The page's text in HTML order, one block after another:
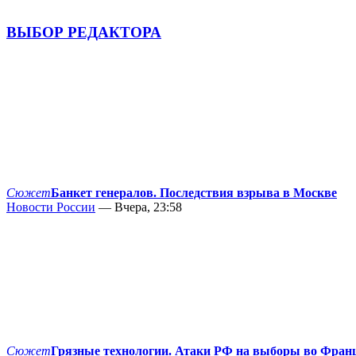
ВЫБОР РЕДАКТОРА
СюжетБанкет генералов. Последствия взрыва в Москве
Новости России — Вчера, 23:58
СюжетГрязные технологии. Атаки РФ на выборы во